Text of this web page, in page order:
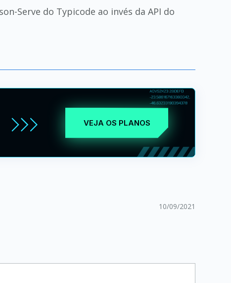
Serve do Typicode ao invés da API do
VEJA OS PLANOS
10/09/2021